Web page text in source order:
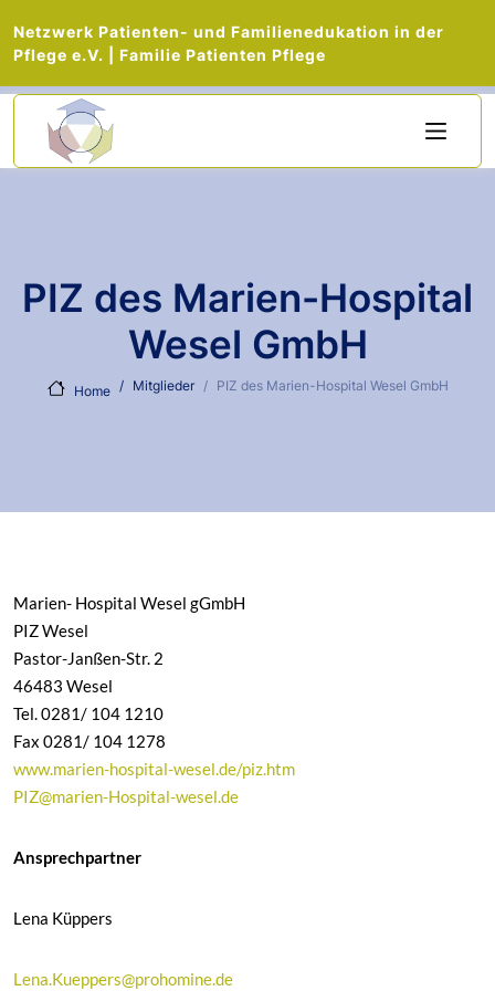
Netzwerk Patienten- und Familienedukation in der
Pflege e.V. | Familie Patienten Pflege
PIZ des Marien-Hospital
Wesel GmbH
Home Mitglieder PIZ des Marien-Hospital Wesel GmbH
Marien- Hospital Wesel gGmbH
PIZ Wesel
Pastor-Janßen-Str. 2
46483 Wesel
Tel. 0281/ 104 1210
Fax 0281/ 104 1278
www.marien-hospital-wesel.de/piz.htm
PIZ@marien-Hospital-wesel.de
Ansprechpartner
Lena Küppers
Lena.Kueppers@prohomine.de